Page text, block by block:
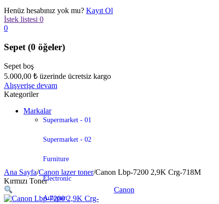
Henüz hesabınız yok mu? Kayıt Ol
İstek listesi 0
0
Sepet (0 öğeler)
Sepet boş
5.000,00 ₺ üzerinde ücretsiz kargo
Alışverişe devam
Kategoriler
Markalar
Supermarket - 01
Supermarket - 02
Furniture
Electronic
Autopart
Ana Sayfa/Canon lazer toner/Canon Lbp-7200 2,9K Crg-718M
Kırmızı Toner
Canon